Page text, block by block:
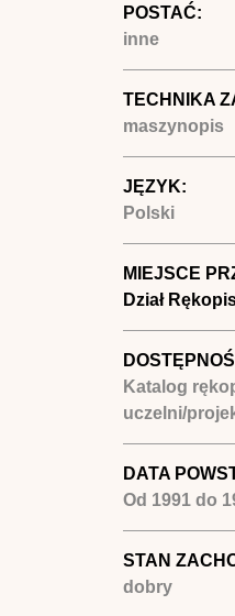
POSTAĆ:
inne
TECHNIKA
maszynopis
JĘZYK:
Polski
MIEJSCE
Dział
Katalog
uczelni/
DATA
Od 1991do
STAN
dobry